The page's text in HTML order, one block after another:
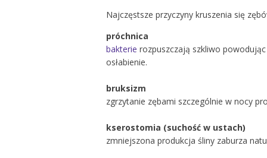
Najczęstsze przyczyny kruszenia się
próchnica
bakterie rozpuszczają szkliwo
osłabienie.
bruksizm
zgrzytanie zębami szczególnie w nocy
kserostomia (suchość w ustach)
zmniejszona produkcja śliny zaburza